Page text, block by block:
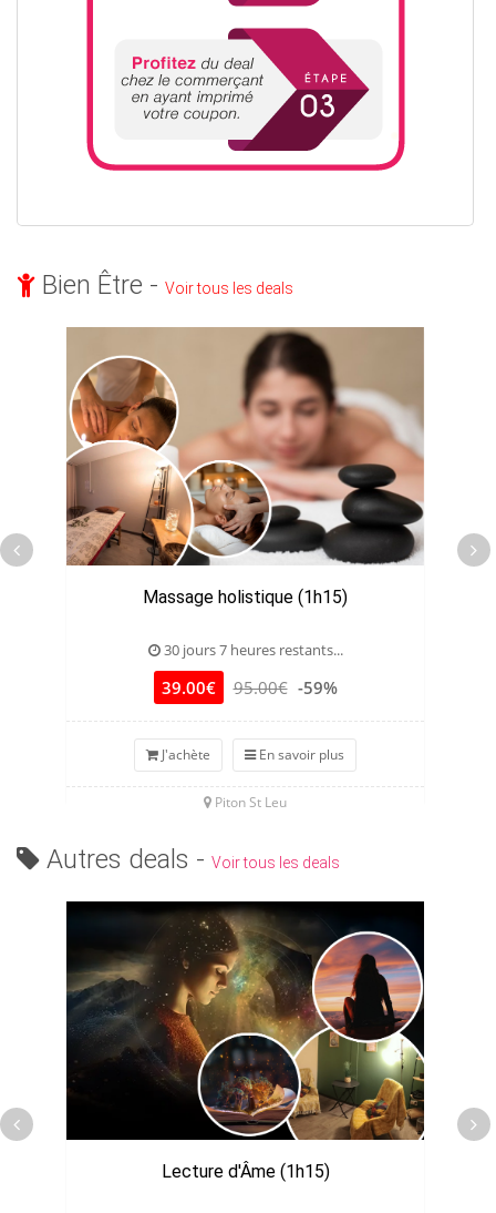
Bien Être - Voir tous les deals
Massage holistique (1h15)
30 jours 7 heures restants...
39.00€ 95.00€ -59%
J'achète En savoir plus
Piton St Leu
Autres deals - Voir tous les deals
Lecture d'Âme (1h15)